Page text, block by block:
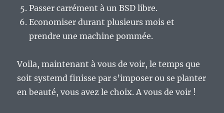
Passer carrément à un BSD libre.
Economiser durant plusieurs mois et
prendre une machine pommée.
Voila, maintenant à vous de voir, le temps que
soit systemd finisse par s’imposer ou se planter
en beauté, vous avez le choix. A vous de voir !